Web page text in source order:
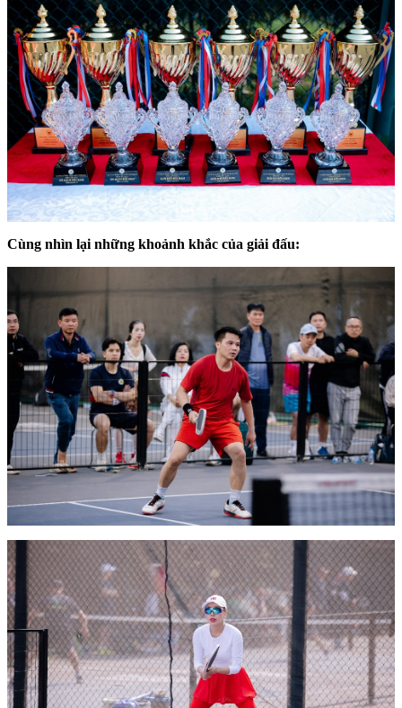
Cùng nhìn lại những khoảnh khắc của giải đấu: